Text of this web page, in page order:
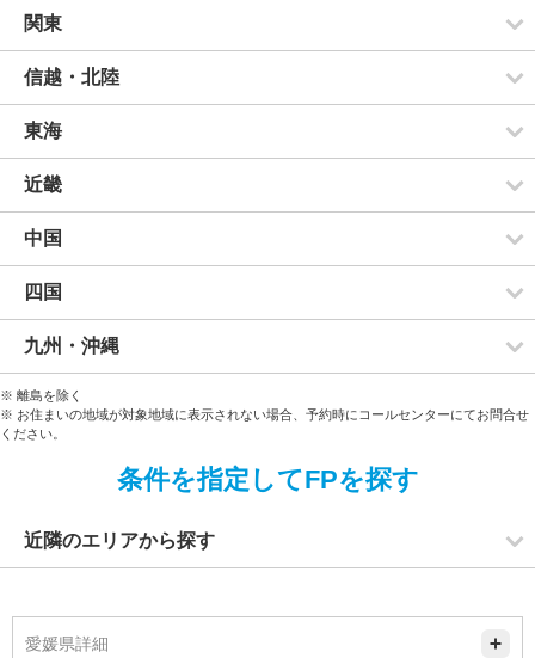
関東
信越・北陸
東海
近畿
中国
四国
九州・沖縄
※ 離島を除く
※ お住まいの地域が対象地域に表示されない場合、予約時にコールセンターにてお問合せ
ください。
条件を指定してFPを探す
近隣のエリアから探す
愛媛県詳細